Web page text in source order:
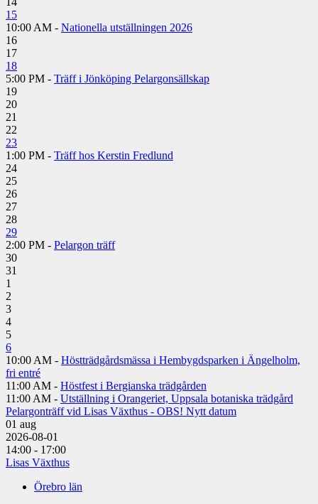
15
10:00 AM - Nationella utställningen 2026
16
17
18
5:00 PM - Träff i Jönköping Pelargonsällskap
19
20
21
22
23
1:00 PM - Träff hos Kerstin Fredlund
24
25
26
27
28
29
2:00 PM - Pelargon träff
30
31
1
2
3
4
5
6
10:00 AM - Höstträdgårdsmässa i Hembygdsparken i Ängelholm,
fri entré
11:00 AM - Höstfest i Bergianska trädgården
11:00 AM - Utställning i Orangeriet, Uppsala botaniska trädgård
Pelargonträff vid Lisas Växthus - OBS! Nytt datum
01 aug
2026-08-01
14:00 - 17:00
Lisas Växthus
Örebro län